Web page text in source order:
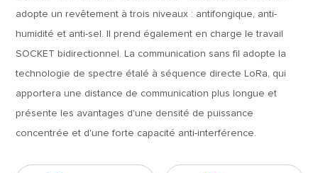
adopte un revêtement à trois niveaux : antifongique, anti-
humidité et anti-sel. Il prend également en charge le travail
SOCKET bidirectionnel. La communication sans fil adopte la
technologie de spectre étalé à séquence directe LoRa, qui
apportera une distance de communication plus longue et
présente les avantages d'une densité de puissance
concentrée et d'une forte capacité anti-interférence.